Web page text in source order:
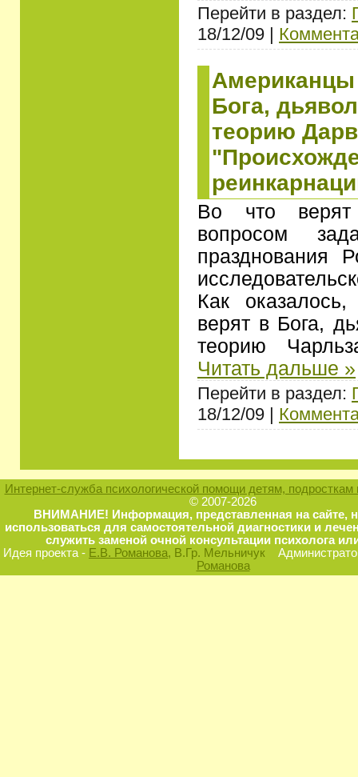
Перейти в раздел:
18/12/09 |
Бога,
теорию
Во что верят
вопросом
празднования
Как
верят в Бога,
теорию
Читать дальше »
Перейти в раздел:
18/12/09 |
Интернет-служба психологической помощи детям, подросткам
© 2007-2026
ВНИМАНИЕ! Информация, представленная на сайте,
использоваться для самостоятельной диагностики и
служить заменой очной консультации психолога
Идея проекта - Е.В. Романова, В.Гр. Мельничук
Романова